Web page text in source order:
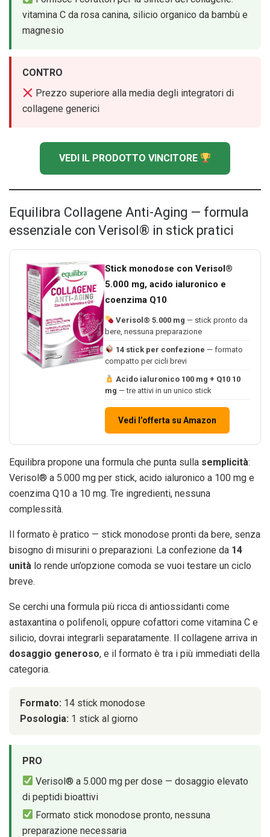
vitamina C da rosa canina, silicio organico da bambù e
magnesio
CONTRO
Prezzo superiore alla media degli integratori di
collagene generici
VEDI IL PRODOTTO VINCITORE
Equilibra Collagene Anti-Aging — formula
essenziale con Verisol® in stick pratici
Stick monodose con Verisol®
5.000 mg, acido ialuronico e
coenzima Q10
Verisol® 5.000 mg — stick pronto da
bere, nessuna preparazione
14 stick per confezione — formato
compatto per cicli brevi
Acido ialuronico 100 mg + Q10 10
mg — tre attivi in un unico stick
Vedi l’offerta su Amazon
Equilibra propone una formula che punta sulla semplicità:
Verisol® a 5.000 mg per stick, acido ialuronico a 100 mg e
coenzima Q10 a 10 mg. Tre ingredienti, nessuna
complessità.
Il formato è pratico — stick monodose pronti da bere, senza
bisogno di misurini o preparazioni. La confezione da 14
unità lo rende un’opzione comoda se vuoi testare un ciclo
breve.
Se cerchi una formula più ricca di antiossidanti come
astaxantina o polifenoli, oppure cofattori come vitamina C e
silicio, dovrai integrarli separatamente. Il collagene arriva in
dosaggio generoso, e il formato è tra i più immediati della
categoria.
Formato: 14 stick monodose
Posologia: 1 stick al giorno
PRO
Verisol® a 5.000 mg per dose — dosaggio elevato
di peptidi bioattivi
Formato stick monodose pronto, nessuna
preparazione necessaria